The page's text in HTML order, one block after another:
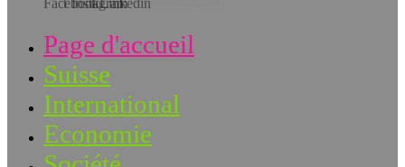
Page d'accueil
Suisse
International
Economie